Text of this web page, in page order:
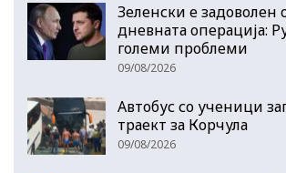
Зеленски е задоволен
дневната операција:
големи проблеми
09/08/2026
Автобус со ученици
траект за Корчула
09/08/2026